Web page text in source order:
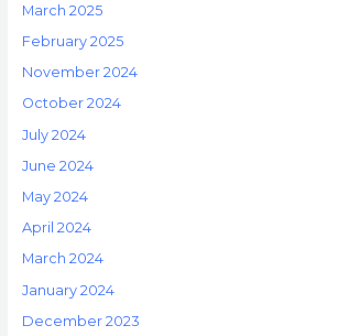
March 2025
February 2025
November 2024
October 2024
July 2024
June 2024
May 2024
April 2024
March 2024
January 2024
December 2023